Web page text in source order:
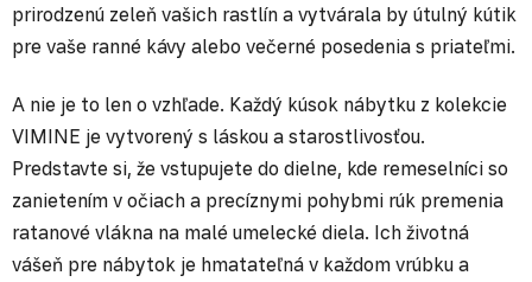
prirodzenú zeleň vašich rastlín a vytvárala by útulný kútik
pre vaše ranné kávy alebo večerné posedenia s priateľmi.
A nie je to len o vzhľade. Každý kúsok nábytku z kolekcie
VIMINE je vytvorený s láskou a starostlivosťou.
Predstavte si, že vstupujete do dielne, kde remeselníci so
zanietením v očiach a precíznymi pohybmi rúk premenia
ratanové vlákna na malé umelecké diela. Ich životná
vášeň pre nábytok je hmatateľná v každom vrúbku a